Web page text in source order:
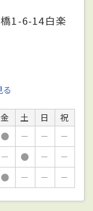
1-6-14白楽
る
金 土 日
祝
● － －
－
－ ● －
－
● － － －